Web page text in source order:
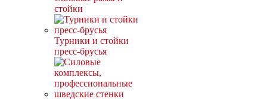
стойки
Турники и стойки
пресс-брусья